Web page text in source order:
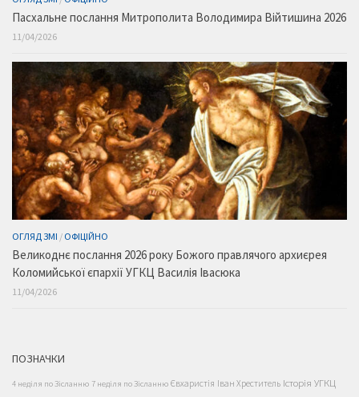
Пасхальне послання Митрополита Володимира Війтишина 2026
11/04/2026
ОГЛЯД ЗМІ / ОФІЦІЙНО
Великоднє послання 2026 року Божого правлячого архиєрея
Коломийської єпархії УГКЦ Василія Івасюка
11/04/2026
ПОЗНАЧКИ
4 неділя по Зісланню 7 неділя по Зісланню Євхаристія Іван Хреститель Історія УГКЦ